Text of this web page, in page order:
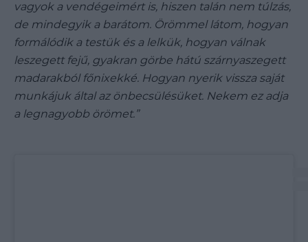
vagyok a vendégeimért is, hiszen talán nem túlzás,
de mindegyik a barátom. Örömmel látom, hogyan
formálódik a testük és a lelkük, hogyan válnak
leszegett fejű, gyakran görbe hátú szárnyaszegett
madarakból főnixekké. Hogyan nyerik vissza saját
munkájuk által az önbecsülésüket. Nekem ez adja
a legnagyobb örömet.”